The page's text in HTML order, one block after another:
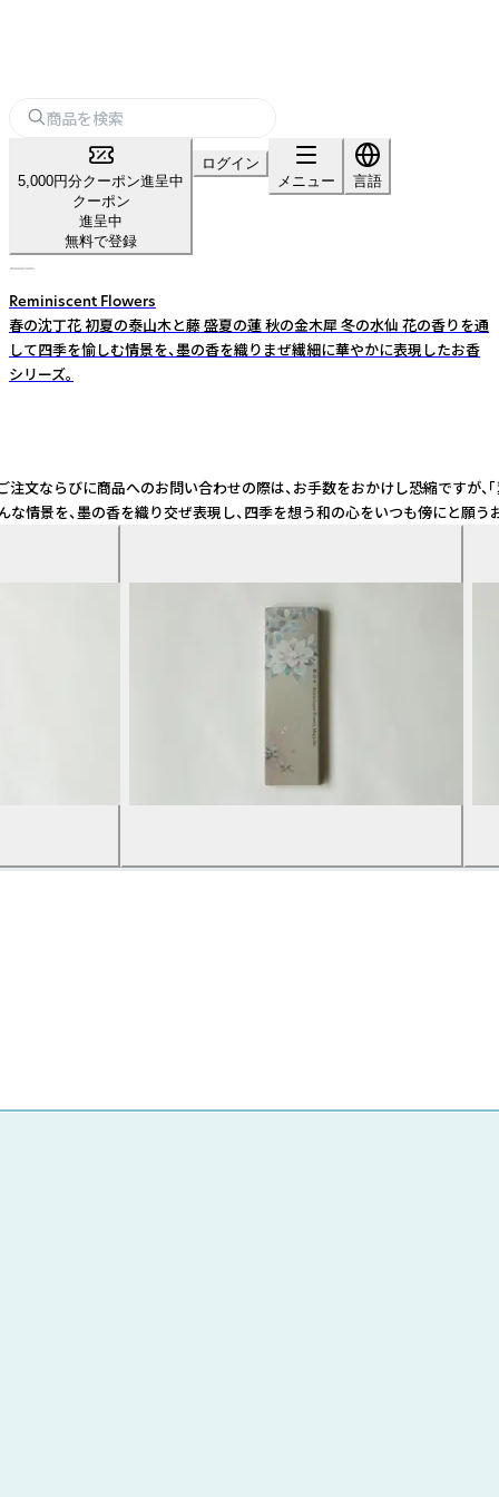
5,000円分クーポン進呈中
クーポン
進呈中
無料で登録
ログイン
メニュー
言語
Reminiscent Flowers
春の沈丁花 初夏の泰山木と藤 盛夏の蓮 秋の金木犀 冬の水仙 花の香りを通
して四季を愉しむ情景を、墨の香を織りまぜ繊細に華やかに表現したお香
シリーズ。
ならびに商品へのお問い合わせの際は、お手数をおかけし恐縮
、墨の香を織り交ぜ表現し、四季を想う和の心をいつも傍にと願う